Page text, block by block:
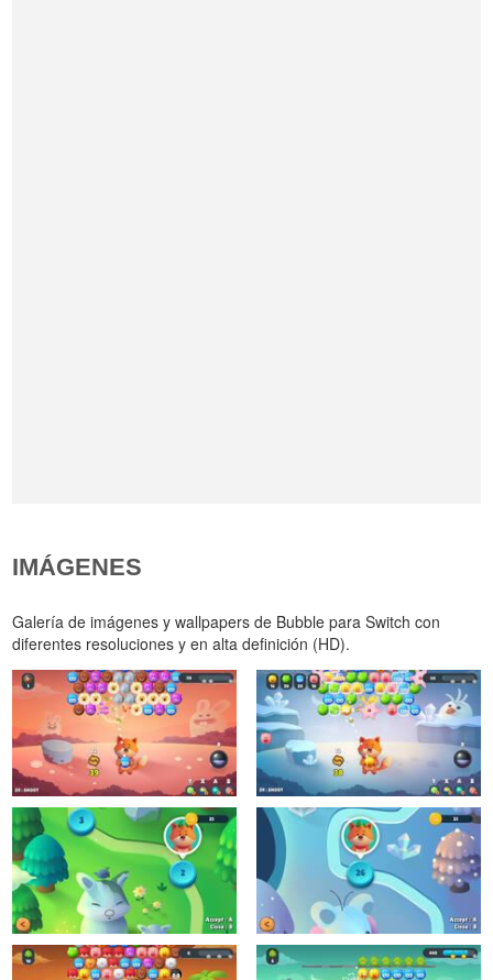
IMÁGENES
Galería de imágenes y wallpapers de Bubble para Switch con
diferentes resoluciones y en alta definición (HD).